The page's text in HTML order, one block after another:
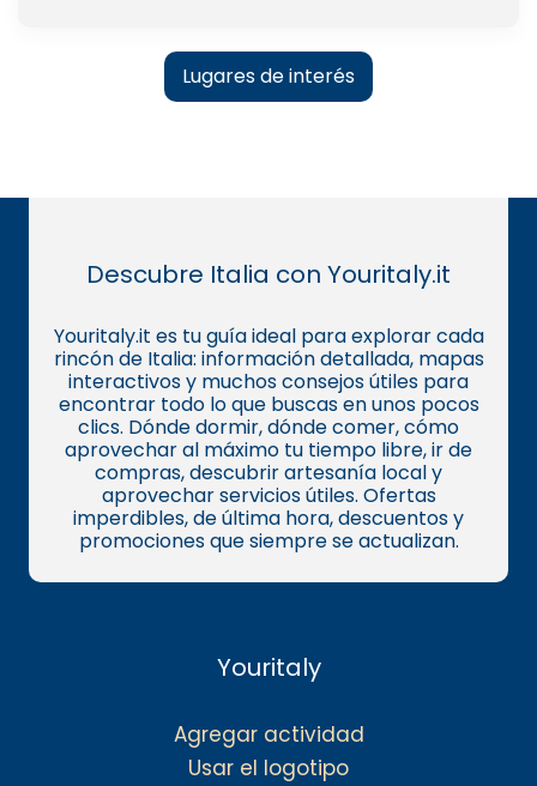
Lugares de interés
Descubre Italia con Youritaly.it
Youritaly.it es tu guía ideal para explorar cada
rincón de Italia: información detallada, mapas
interactivos y muchos consejos útiles para
encontrar todo lo que buscas en unos pocos
clics. Dónde dormir, dónde comer, cómo
aprovechar al máximo tu tiempo libre, ir de
compras, descubrir artesanía local y
aprovechar servicios útiles. Ofertas
imperdibles, de última hora, descuentos y
promociones que siempre se actualizan.
Youritaly
Agregar actividad
Usar el logotipo